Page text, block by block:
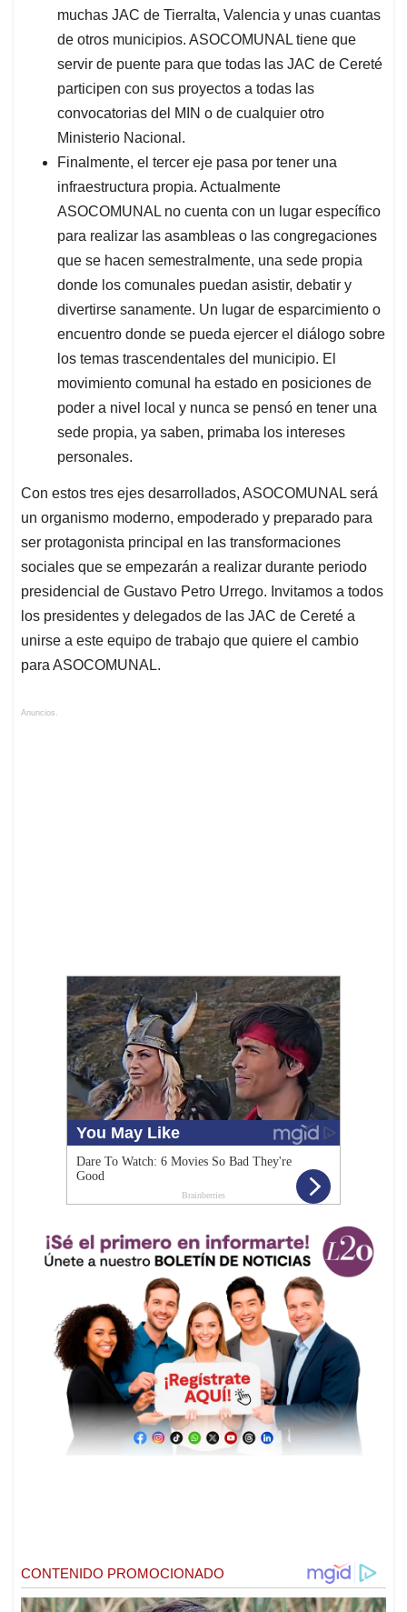
muchas JAC de Tierralta, Valencia y unas cuantas
de otros municipios. ASOCOMUNAL tiene que
servir de puente para que todas las JAC de Cereté
participen con sus proyectos a todas las
convocatorias del MIN o de cualquier otro
Ministerio Nacional.
Finalmente, el tercer eje pasa por tener una
infraestructura propia. Actualmente
ASOCOMUNAL no cuenta con un lugar específico
para realizar las asambleas o las congregaciones
que se hacen semestralmente, una sede propia
donde los comunales puedan asistir, debatir y
divertirse sanamente. Un lugar de esparcimiento o
encuentro donde se pueda ejercer el diálogo sobre
los temas trascendentales del municipio. El
movimiento comunal ha estado en posiciones de
poder a nivel local y nunca se pensó en tener una
sede propia, ya saben, primaba los intereses
personales.
Con estos tres ejes desarrollados, ASOCOMUNAL será
un organismo moderno, empoderado y preparado para
ser protagonista principal en las transformaciones
sociales que se empezarán a realizar durante periodo
presidencial de Gustavo Petro Urrego. Invitamos a todos
los presidentes y delegados de las JAC de Cereté a
unirse a este equipo de trabajo que quiere el cambio
para ASOCOMUNAL.
Anuncios.